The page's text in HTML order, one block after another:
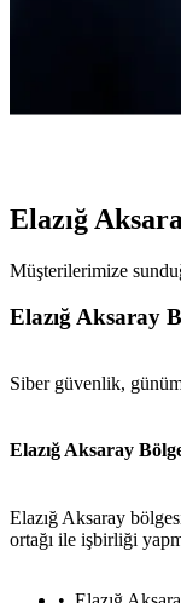
Elazığ
Müşterilerimize
Elazığ Aksaray
Siber güvenlik,
Elazığ Aksaray
Elazığ Aksaray
ortağı ile işbirliği